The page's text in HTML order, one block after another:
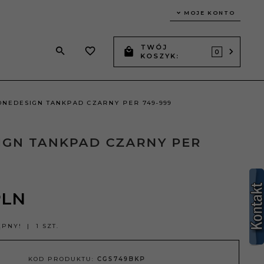
MOJE KONTO
TWÓJ
KOSZYK:
0
TANKPAD CZARNY PER 749-999
TANKPAD CZARNY PER
1 SZT.
KOD PRODUKTU: CGS749BKP